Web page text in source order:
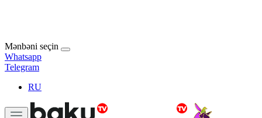
Mənbəni seçin
Whatsapp
Telegram
RU